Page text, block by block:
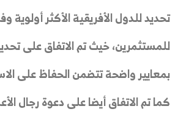
تحديد للدول الأفريقية الأكثر
للمستثمرين، خيث تم الاتفاق على
بمعايير واضحة تتضمن الحفاظ على
كما تم الاتفاق أيضا على دعوة رجال